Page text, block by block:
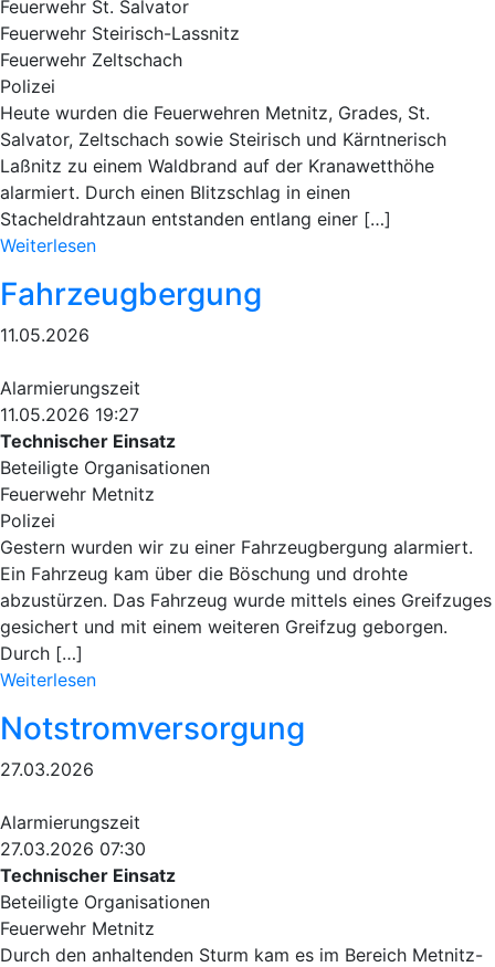
Feuerwehr St. Salvator
Feuerwehr Steirisch-Lassnitz
Feuerwehr Zeltschach
Polizei
Heute wurden die Feuerwehren Metnitz, Grades, St.
Salvator, Zeltschach sowie Steirisch und Kärntnerisch
Laßnitz zu einem Waldbrand auf der Kranawetthöhe
alarmiert. Durch einen Blitzschlag in einen
Stacheldrahtzaun entstanden entlang einer […]
Weiterlesen
Fahrzeugbergung
11.05.2026
Alarmierungszeit
11.05.2026 19:27
Technischer Einsatz
Beteiligte Organisationen
Feuerwehr Metnitz
Polizei
Gestern wurden wir zu einer Fahrzeugbergung alarmiert.
Ein Fahrzeug kam über die Böschung und drohte
abzustürzen. Das Fahrzeug wurde mittels eines Greifzuges
gesichert und mit einem weiteren Greifzug geborgen.
Durch […]
Weiterlesen
Notstromversorgung
27.03.2026
Alarmierungszeit
27.03.2026 07:30
Technischer Einsatz
Beteiligte Organisationen
Feuerwehr Metnitz
Durch den anhaltenden Sturm kam es im Bereich Metnitz-